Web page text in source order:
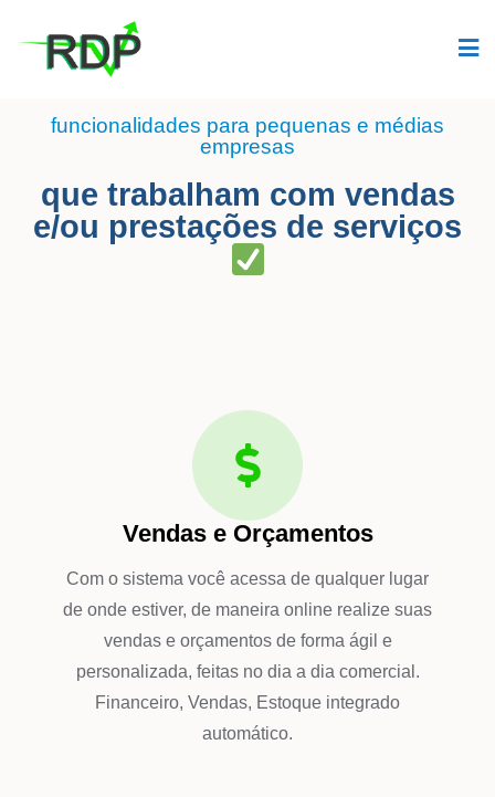
funcionalidades para pequenas e médias
empresas
que trabalham com vendas
e/ou prestações de serviços
Vendas e Orçamentos
Com o sistema você acessa de qualquer lugar
de onde estiver, de maneira online realize suas
vendas e orçamentos de forma ágil e
personalizada, feitas no dia a dia comercial.
Financeiro, Vendas, Estoque integrado
automático.